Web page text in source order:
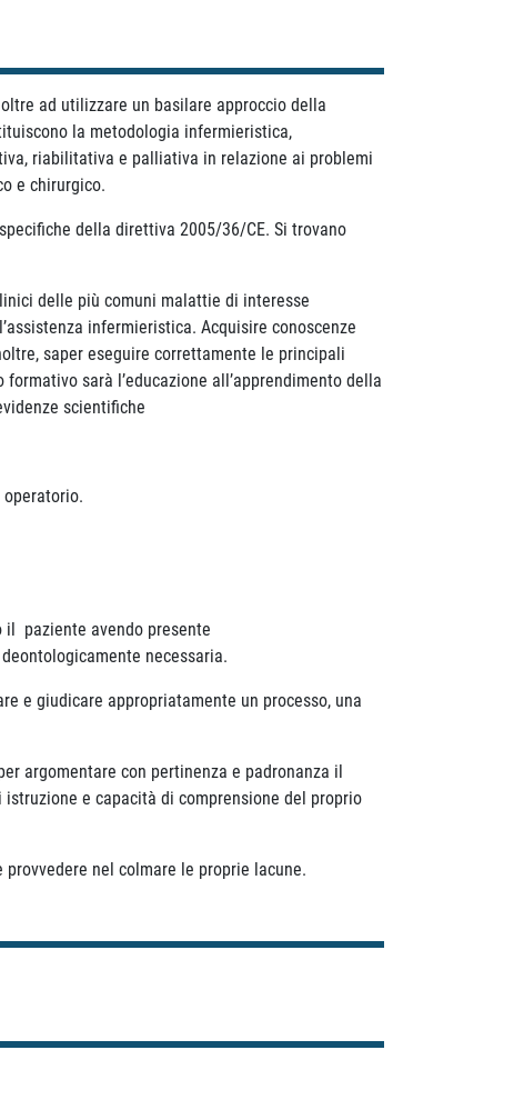
ad utilizzare un basilare approccio della
la metodologia infermieristica,
riabilitativa e palliativa in relazione ai problemi
e chirurgico.
della direttiva 2005/36/CE. Si trovano
delle più comuni malattie di interesse
infermieristica. Acquisire conoscenze
saper eseguire correttamente le principali
sarà l’educazione all’apprendimento della
scientifiche
il paziente avendo presente
necessaria.
e giudicare appropriatamente un processo, una
argomentare con pertinenza e padronanza il
e capacità di comprensione del proprio
nel colmare le proprie lacune.